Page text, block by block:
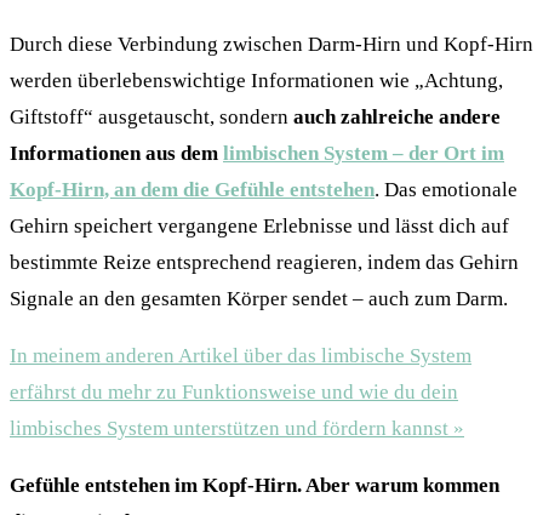
Durch diese Verbindung zwischen Darm-Hirn und Kopf-Hirn
werden überlebenswichtige Informationen wie „Achtung,
Giftstoff“ ausgetauscht, sondern auch zahlreiche andere
Informationen aus dem limbischen System – der Ort im
Kopf-Hirn, an dem die Gefühle entstehen. Das emotionale
Gehirn speichert vergangene Erlebnisse und lässt dich auf
bestimmte Reize entsprechend reagieren, indem das Gehirn
Signale an den gesamten Körper sendet – auch zum Darm.
In meinem anderen Artikel über das limbische System
erfährst du mehr zu Funktionsweise und wie du dein
limbisches System unterstützen und fördern kannst »
Gefühle entstehen im Kopf-Hirn. Aber warum kommen